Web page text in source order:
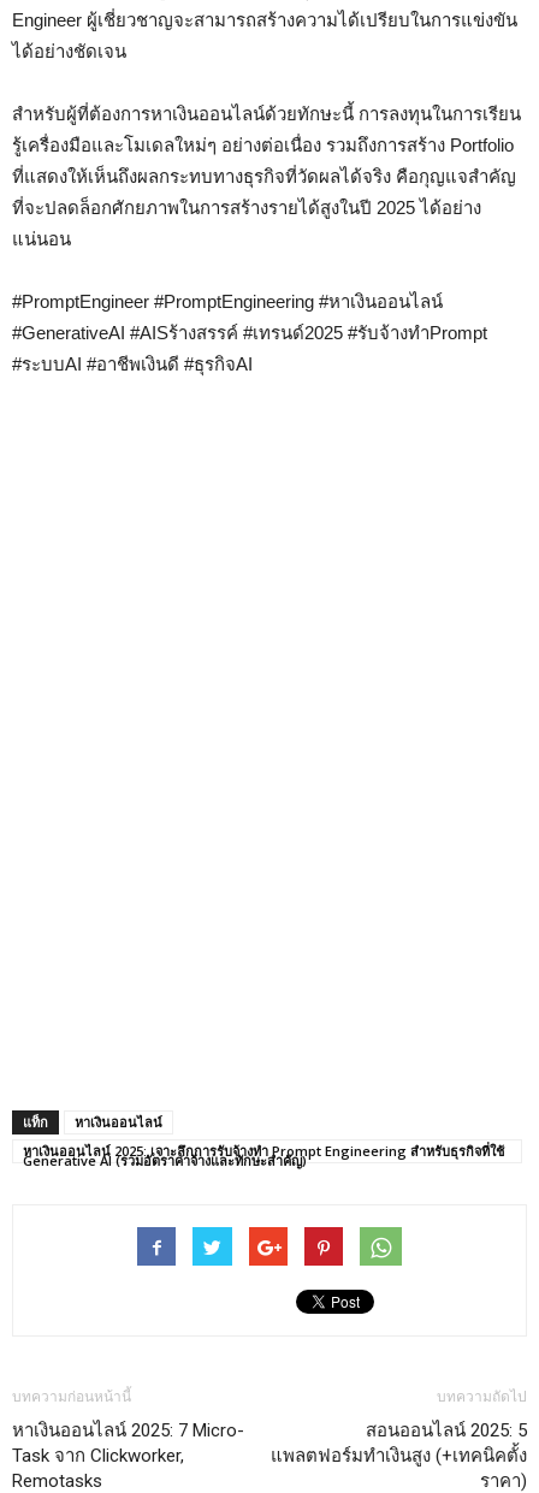
Engineer ผู้เชี่ยวชาญจะสามารถสร้างความได้เปรียบในการแข่งขัน
ได้อย่างชัดเจน
สำหรับผู้ที่ต้องการหาเงินออนไลน์ด้วยทักษะนี้ การลงทุนในการเรียน
รู้เครื่องมือและโมเดลใหม่ๆ อย่างต่อเนื่อง รวมถึงการสร้าง Portfolio
ที่แสดงให้เห็นถึงผลกระทบทางธุรกิจที่วัดผลได้จริง คือกุญแจสำคัญ
ที่จะปลดล็อกศักยภาพในการสร้างรายได้สูงในปี 2025 ได้อย่าง
แน่นอน
#PromptEngineer #PromptEngineering #หาเงินออนไลน์
#GenerativeAI #AISร้างสรรค์ #เทรนด์2025 #รับจ้างทำPrompt
#ระบบAI #อาชีพเงินดี #ธุรกิจAI
แท็ก
หาเงินออนไลน์
หาเงินออนไลน์ 2025: เจาะลึกการรับจ้างทำ Prompt Engineering สำหรับธุรกิจที่ใช้
Generative AI (รวมอัตราค่าจ้างและทักษะสำคัญ)
บทความก่อนหน้านี้
หาเงินออนไลน์ 2025: 7 Micro-
Task จาก Clickworker,
Remotasks
บทความถัดไป
สอนออนไลน์ 2025: 5
แพลตฟอร์มทำเงินสูง (+เทคนิคตั้ง
ราคา)